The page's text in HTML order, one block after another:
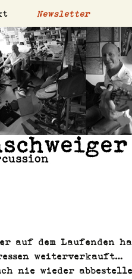
Newsletter
auf dem Laufend­en
weiterverkauft…
nie wieder